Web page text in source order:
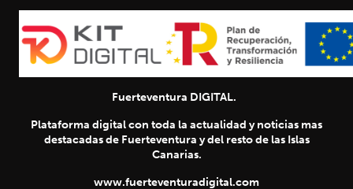
Fuerteventura DIGITAL.
Plataforma digital con toda la actualidad y noticias mas
destacadas de Fuerteventura y del resto de las Islas
Canarias.
www.fuerteventuradigital.com